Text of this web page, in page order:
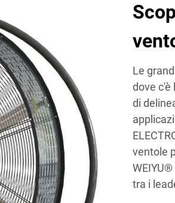
Le
dove c'è
di
ventole
tra i